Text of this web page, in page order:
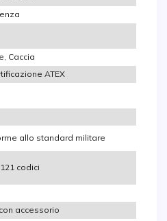
Caccia
ATEX
allo standard militare
codici
accessorio